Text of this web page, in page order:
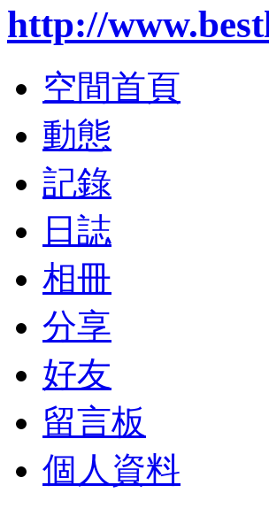
http://
空間首頁
動態
記錄
日誌
相冊
分享
好友
留言板
個人資料